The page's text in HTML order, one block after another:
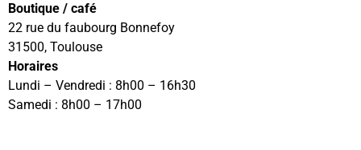
Boutique / café
22 rue du faubourg Bonnefoy
31500, Toulouse
Horaires
Lundi – Vendredi : 8h00 – 16h30
Samedi : 8h00 – 17h00